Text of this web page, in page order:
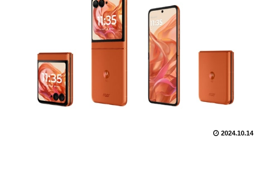
2024.10.14